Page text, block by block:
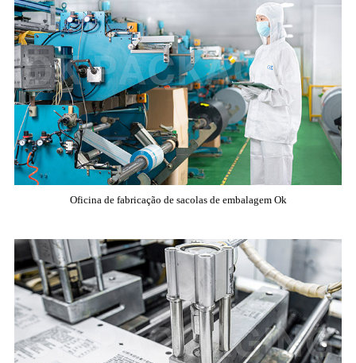
Oficina de fabricação de sacolas de embalagem Ok